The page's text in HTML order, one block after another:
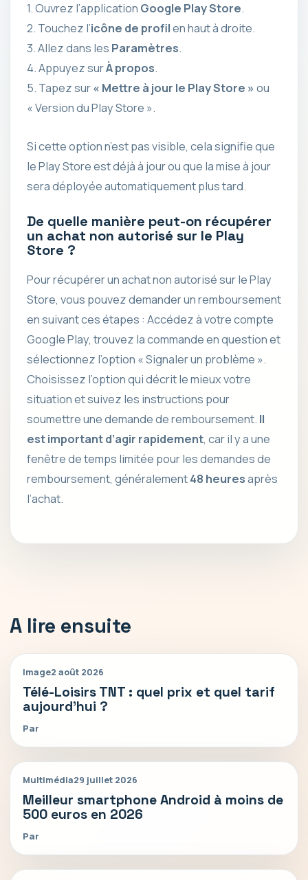
1. Ouvrez l’application Google Play Store.
2. Touchez l’icône de profilen haut à droite.
3. Allez dans les Paramètres.
4. Appuyez surÀ propos.
5. Tapez sur« Mettre à jour le Play Store » ou
« Version du Play Store ».
Si cette option n’est pas visible, cela signifie que
le Play Store est déjà à jour ou que la mise à jour
sera déployée automatiquement plus tard.
De quelle manière peut-on récupérer
un achat non autorisé sur le Play
Store ?
Pour récupérer un achat non autorisé sur le Play
Store, vous pouvez demander un remboursement
en suivant ces étapes : Accédez à votre compte
Google Play, trouvez la commande en question et
sélectionnez l’option « Signaler un problème ».
Choisissez l’option qui décrit le mieux votre
situation et suivez les instructions pour
soumettre une demande de remboursement. Il
est important d’agir rapidement, car il y a une
fenêtre de temps limitée pour les demandes de
remboursement, généralement48 heuresaprès
l’achat.
A lire ensuite
Image2 août 2026
Télé-Loisirs TNT : quel prix et quel tarif
aujourd’hui ?
Par
Multimédia29 juillet 2026
Meilleur smartphone Android à moins de
500 euros en 2026
Par